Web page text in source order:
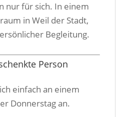
nur für sich. In einem
in Weil der Stadt,
Begleitung.
Person
einfach an einem
Donnerstag an.